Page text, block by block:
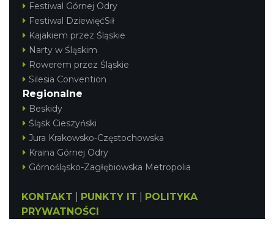
Festiwal Górnej Odry
Festiwal DziewięćSił
Kajakiem przez Śląskie
Narty w Śląskim
Rowerem przez Śląskie
Silesia Convention
Regionalne
Beskidy
Śląsk Cieszyński
Jura Krakowsko-Częstochowska
Kraina Górnej Odry
Górnośląsko-Zagłębiowska Metropolia
KONTAKT PUNKTY IT
POLITYKA
PRYWATNOŚCI